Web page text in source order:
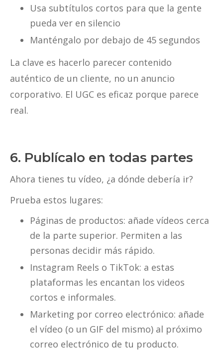
Usa subtítulos cortos para que la gente
pueda ver en silencio
Manténgalo por debajo de 45 segundos
La clave es hacerlo parecer contenido
auténtico de un cliente, no un anuncio
corporativo. El UGC es eficaz porque parece
real.
6. Publícalo en todas partes
Ahora tienes tu vídeo, ¿a dónde debería ir?
Prueba estos lugares:
Páginas de productos: añade vídeos cerca
de la parte superior. Permiten a las
personas decidir más rápido.
Instagram Reels o TikTok: a estas
plataformas les encantan los videos
cortos e informales.
Marketing por correo electrónico: añade
el vídeo (o un GIF del mismo) al próximo
correo electrónico de tu producto.